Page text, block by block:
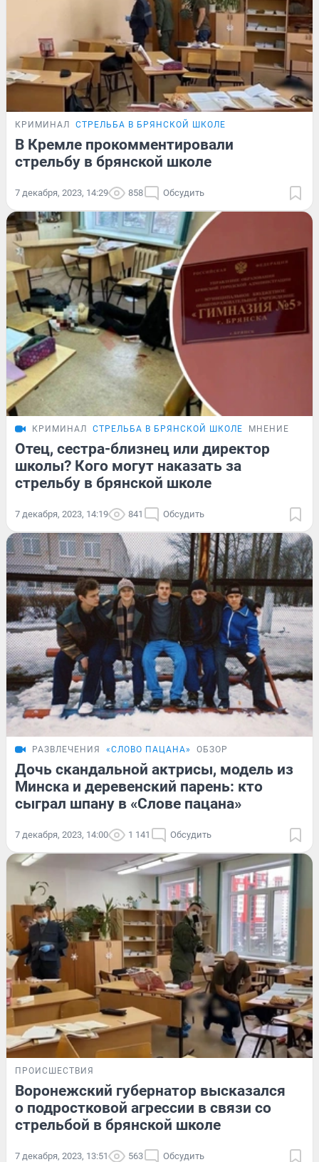
КРИМИНАЛ СТРЕЛЬБА В БРЯНСКОЙ ШКОЛЕ
В Кремле прокомментировали
стрельбу в брянской школе
7 декабря, 2023, 14:29 858 Обсудить
КРИМИНАЛ СТРЕЛЬБА В БРЯНСКОЙ ШКОЛЕ МНЕНИЕ
Отец, сестра-близнец или директор
школы? Кого могут наказать за
стрельбу в брянской школе
7 декабря, 2023, 14:19 841 Обсудить
РАЗВЛЕЧЕНИЯ «СЛОВО ПАЦАНА» ОБЗОР
Дочь скандальной актрисы, модель из
Минска и деревенский парень: кто
сыграл шпану в «Слове пацана»
7 декабря, 2023, 14:00 1 141 Обсудить
ПРОИСШЕСТВИЯ
Воронежский губернатор высказался
о подростковой агрессии в связи со
стрельбой в брянской школе
7 декабря, 2023, 13:51 563 Обсудить